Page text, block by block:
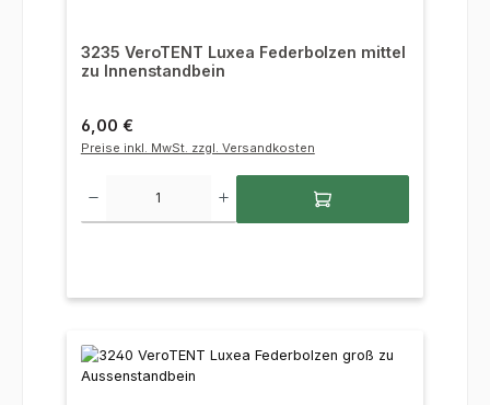
3235 VeroTENT Luxea Federbolzen mittel
zu Innenstandbein
Regulärer Preis:
6,00 €
Preise inkl. MwSt. zzgl. Versandkosten